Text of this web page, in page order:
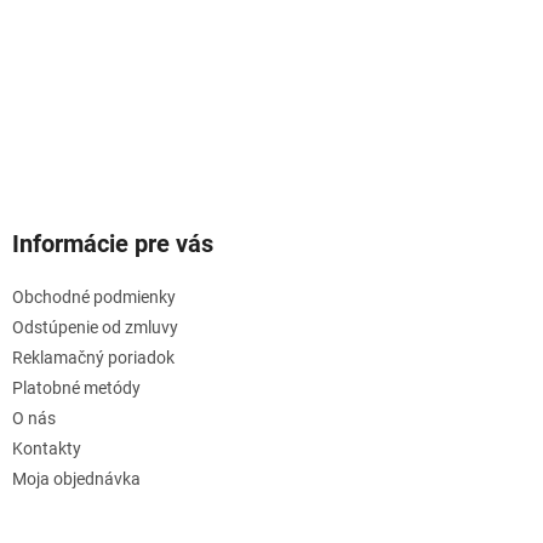
Informácie pre vás
Obchodné podmienky
Odstúpenie od zmluvy
Reklamačný poriadok
Platobné metódy
O nás
Kontakty
Moja objednávka